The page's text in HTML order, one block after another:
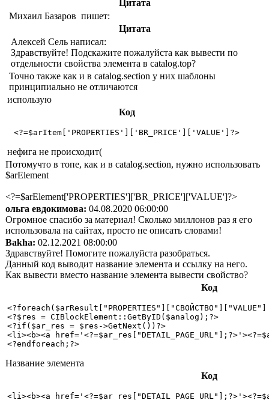
Цитата
Михаил Базаров пишет:
Цитата
Алексей Сель написал:
Здравствуйте! Подскажите пожалуйста как вывести по
отдельности свойства элемента в catalog.top?
Точно также как и в catalog.section у них шаблоны
принципиально не отличаются
использую
Код
<?=$arItem['PROPERTIES']['BR_PRICE']['VALUE']?>
нефига не происходит(
Потомучто в топе, как и в catalog.section, нужно использовать
$arElement
<?=$arElement['PROPERTIES']['BR_PRICE']['VALUE']?>
ольга евдокимова: 04.08.2020 06:00:00
Огромное спасибо за материал! Сколько миллонов раз я его
использовала на сайтах, просто не описать словами!
Bakha: 02.12.2021 08:00:00
Здравствуйте! Помогите пожалуйста разобраться.
Данный код выводит название элемента и ссылку на него.
Как вывести вместо название элемента вывести свойство?
Код
<?$res = CIBlockElement::GetByID($analog);?>
<?if($ar_res = $res->GetNext())?>
<li><b><a
<?endforeach;?>
Название элемента
Код
<li><b><a